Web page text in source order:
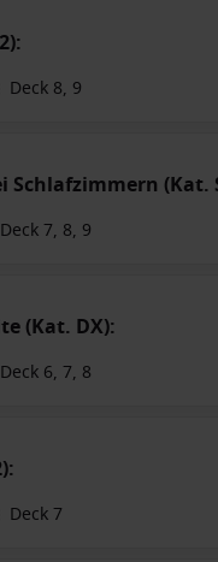
Deck 8, 9
Schlafzimmern (Kat.
Deck 7, 8, 9
(Kat. DX):
Deck 6, 7, 8
Deck 7